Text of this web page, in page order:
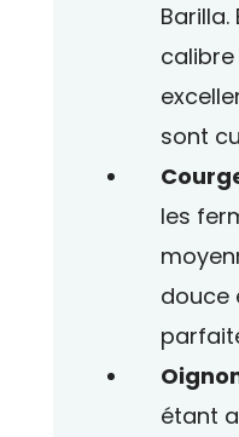
Barilla.
sont
les
douce
étant